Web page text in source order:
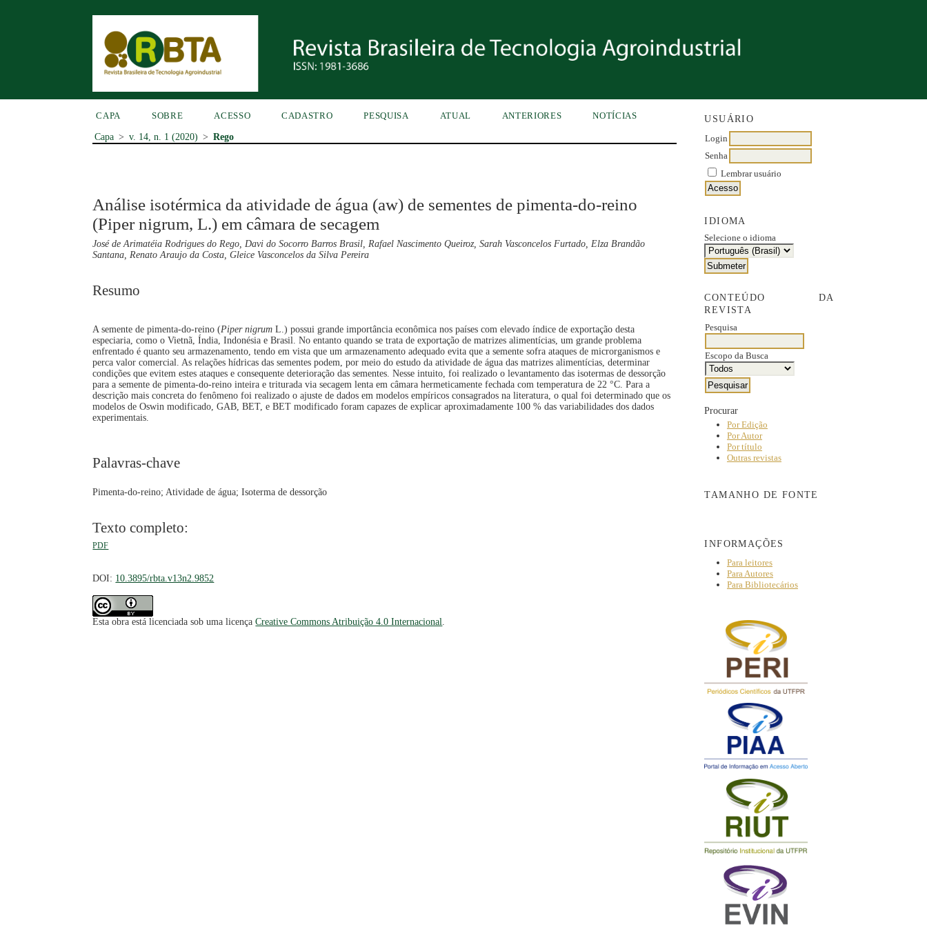
USUÁRIO
Login
Senha
Lembrar usuário
IDIOMA
Selecione o idioma
CONTEÚDO DA
REVISTA
Pesquisa
Escopo da Busca
Procurar
Por Edição
Por Autor
Por título
Outras revistas
TAMANHO DE FONTE
INFORMAÇÕES
Para leitores
Para Autores
Para Bibliotecários
CAPA SOBRE ACESSO CADASTRO PESQUISA ATUAL ANTERIORES NOTÍCIAS
Capa > v. 14, n. 1 (2020) > Rego
Análise isotérmica da atividade de água (aw) de sementes de pimenta-do-reino
(Piper nigrum, L.) em câmara de secagem
José de Arimatéia Rodrigues do Rego, Davi do Socorro Barros Brasil, Rafael Nascimento Queiroz, Sarah Vasconcelos Furtado, Elza Brandão
Santana, Renato Araujo da Costa, Gleice Vasconcelos da Silva Pereira
Resumo
A semente de pimenta-do-reino (Piper nigrum L.) possui grande importância econômica nos países com elevado índice de exportação desta
especiaria, como o Vietnã, Índia, Indonésia e Brasil. No entanto quando se trata de exportação de matrizes alimentícias, um grande problema
enfrentado é quanto seu armazenamento, tendo em vista que um armazenamento adequado evita que a semente sofra ataques de microrganismos e
perca valor comercial. As relações hídricas das sementes podem, por meio do estudo da atividade de água das matrizes alimentícias, determinar
condições que evitem estes ataques e consequente deterioração das sementes. Nesse intuito, foi realizado o levantamento das isotermas de dessorção
para a semente de pimenta-do-reino inteira e triturada via secagem lenta em câmara hermeticamente fechada com temperatura de 22 °C. Para a
descrição mais concreta do fenômeno foi realizado o ajuste de dados em modelos empíricos consagrados na literatura, o qual foi determinado que os
modelos de Oswin modificado, GAB, BET, e BET modificado foram capazes de explicar aproximadamente 100 % das variabilidades dos dados
experimentais.
Palavras-chave
Pimenta-do-reino; Atividade de água; Isoterma de dessorção
Texto completo:
PDF
DOI: 10.3895/rbta.v13n2.9852
Esta obra está licenciada sob uma licençaCreative Commons Atribuição 4.0 Internacional